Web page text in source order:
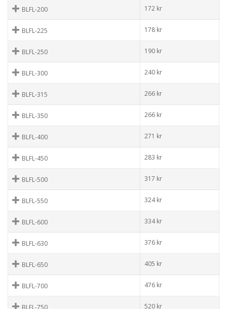
BLFL-200 172 kr
BLFL-225 178 kr
BLFL-250 190 kr
BLFL-300 240 kr
BLFL-315 266 kr
BLFL-350 266 kr
BLFL-400 271 kr
BLFL-450 283 kr
BLFL-500 317 kr
BLFL-550 324kr
BLFL-600 334kr
BLFL-630 376 kr
BLFL-650 405 kr
BLFL-700 476 kr
BLFL-750 520 kr